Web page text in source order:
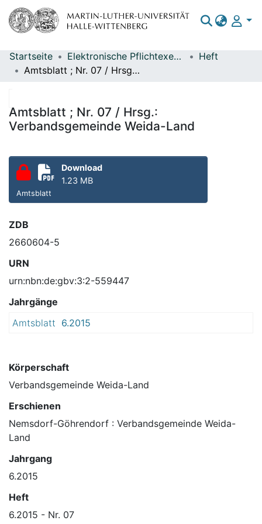
Bereiche & Sammlungen
Statistiken
Startseite Elektronische Pflichtexemplare
Heft
Amtsblatt ; Nr. 07 / Hrsg.: Verbandsgemeinde Weida-Land
Amtsblatt ; Nr. 07 / Hrsg.:
Verbandsgemeinde Weida-Land
Download
1.23 MB
Amtsblatt
ZDB
2660604-5
URN
urn:nbn:de:gbv:3:2-559447
Jahrgänge
Amtsblatt 6.2015
Körperschaft
Verbandsgemeinde Weida-Land
Erschienen
Nemsdorf-Göhrendorf : Verbandsgemeinde Weida-
Land
Jahrgang
6.2015
Heft
6.2015 - Nr. 07